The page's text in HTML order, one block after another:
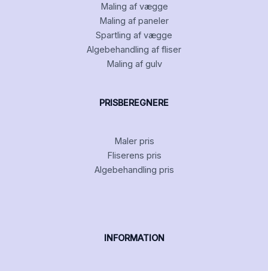
Maling af vægge
Maling af paneler
Spartling af vægge
Algebehandling af fliser
Maling af gulv
PRISBEREGNERE
Maler pris
Fliserens pris
Algebehandling pris
INFORMATION